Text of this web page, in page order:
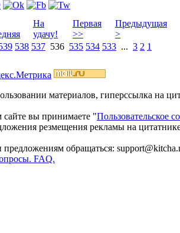
На
удачу!
Первая
>>
Предыдущая
>
538 537 536 535 534 533 ... 3 2 1
материалов, гиперссылка на
сайте вы принимаете "Пользовательское
резмещения рекламы на
обращаться:
FAQ.